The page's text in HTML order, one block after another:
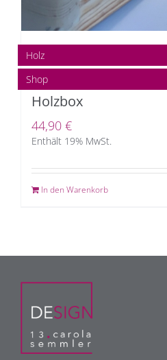
Holz
Shop
Holzbox
44,90 €
Enthält 19% MwSt.
In den Warenkorb